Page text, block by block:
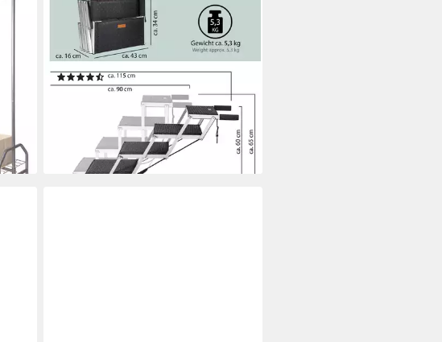
ONVAYA
Hunderampe Hundetreppe faltbar, 5
Stufen, 6 Stufen, Hunderampe,
Aluminium, faltbare Hundetreppe
(32)
UVP99,95 €
lieferbar - in 4-5 Werktagen bei dir